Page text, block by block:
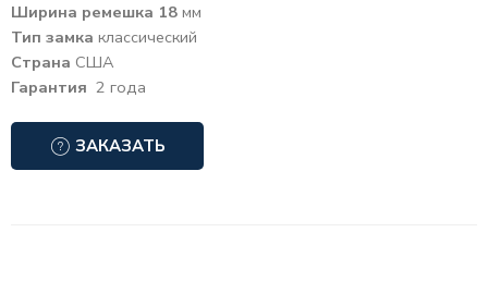
Ширина ремешка 18 мм
Тип замка классический
Страна США
Гарантия 2 года
ЗАКАЗАТЬ